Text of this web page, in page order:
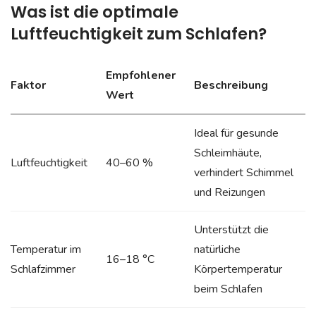
Was ist die optimale
Luftfeuchtigkeit zum Schlafen?
Faktor
Empfohlener
Wert
Beschreibung
Luftfeuchtigkeit 40–60 %
Ideal für gesunde
Schleimhäute,
verhindert Schimmel
und Reizungen
Temperatur im
Schlafzimmer
16–18 °C
Unterstützt die
natürliche
Körpertemperatur
beim Schlafen